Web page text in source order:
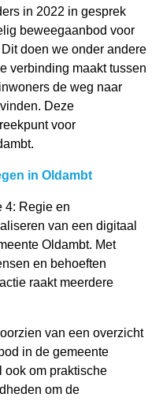
in 2022 in gesprek
beweegaanbod voor
doen we onder andere
verbinding maakt tussen
de weg naar
Deze
voor
in Oldambt
4: Regie en
van een digitaal
Oldambt. Met
en behoeften
raakt meerdere
van een overzicht
in de gemeente
ook om praktische
om de